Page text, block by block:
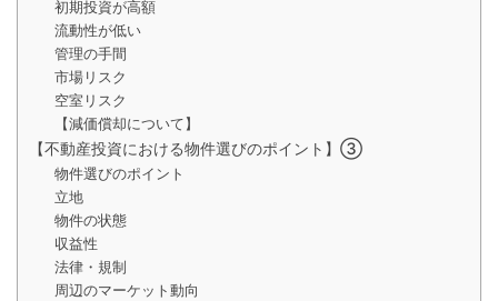
初期投資が高額
流動性が低い
管理の手間
市場リスク
空室リスク
【減価償却について】
【不動産投資における物件選びのポイント】③
物件選びのポイント
立地
物件の状態
収益性
法律・規制
周辺のマーケット動向